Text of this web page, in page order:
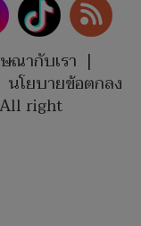
ณากับเรา |
นโยบายข้อตกลง
right